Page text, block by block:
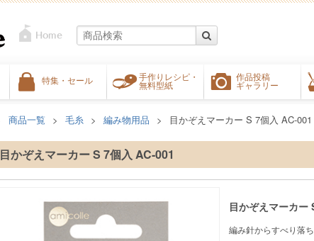
特集・セール
手作りレシピ・
無料型紙
作品投稿
ギャラリー
商品一覧 毛糸 編み物用品 目かぞえマーカー S 7個入 AC-001
目かぞえマーカー S 7個入 AC-001
目かぞえマーカー
編み針からすべり落